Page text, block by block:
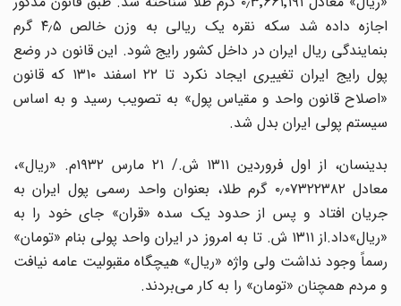
اجازه داده شد سکه نقره یک ریالی به وزن خالص ۴٫۵ گرم
بنمایندگی ریال ایران در داخل کشور رایج شود. این قانون در وضع
پول رایج ایران تغییری ایجاد نکرد تا ۲۲ اسفند ۱۳۱۰ که قانون
«اصلاح قانون واحد و مقیاس پول» به تصویب رسید و به اساس
سیستم پولی ایران بدل شد.
بدینسان، از اول فروردین ۱۳۱۱ ش./ ۲۱ مارس ۱۹۳۲م. «ریال»،
معادل ۰٫۰۷۳۲۲۳۸۲ گرم طلا، بعنوان واحد رسمی پول ایران به
جریان افتاد و پس از حدود یک سده «قران» جای خود را به
«ریال»‌داد.از ۱۳۱۱ ش. تا به امروز در ایران واحد پولی بنام «تومان»
رسماً وجود نداشت ولی واژه «ریال» هیچگاه مقبولیت عامه نیافت
و مردم همچنان «تومان» را به کار می‌بردند.